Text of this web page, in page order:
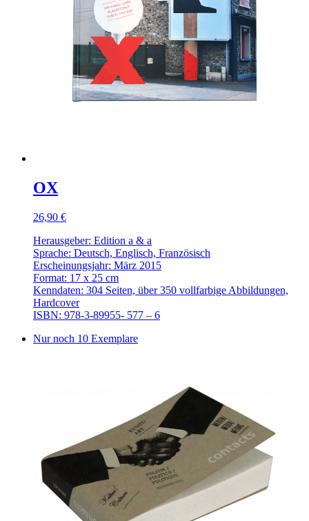
OX
26,90 €
Herausgeber: Edition a & a
Sprache: Deutsch, Englisch, Französisch
Erscheinungsjahr: März 2015
Format: 17 x 25 cm
Kenndaten: 304 Seiten, über 350 vollfarbige Abbildungen,
Hardcover
ISBN: 978-3-89955- 577 – 6
Nur noch 10 Exemplare